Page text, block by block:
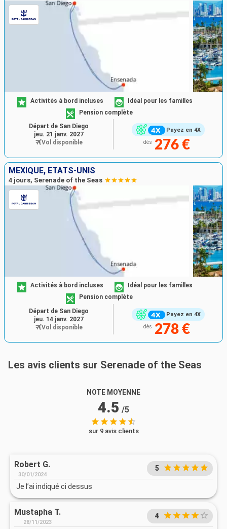
Payez en 4X
Activités à bord incluses
Idéal pour les familles
Pension complète
dès 276 €
Départ de San Diego
jeu. 21 janv. 2027
Vol disponible
MEXIQUE, ÉTATS-UNIS
4 jours, Serenade of the Seas
Payez en 4X
Activités à bord incluses
Idéal pour les familles
Pension complète
dès 278 €
Départ de San Diego
jeu. 14 janv. 2027
Vol disponible
Les avis clients sur Serenade of the Seas
NOTE MOYENNE
4.5 /5
sur 9 avis clients
Robert G.
30/01/2024
5
Je l’ai indiqué ci dessus
Mustapha T.
28/11/2023
4